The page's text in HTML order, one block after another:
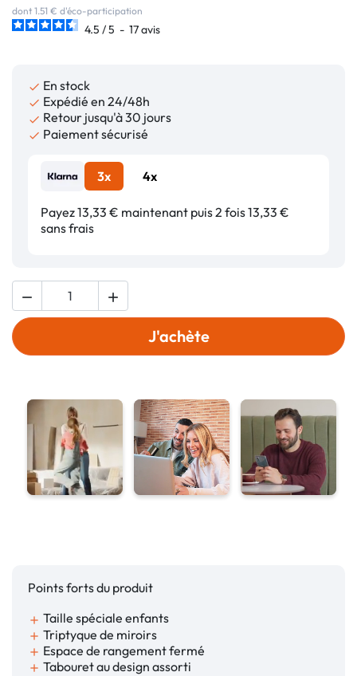
dont 1.51 € d'éco-participation
4.5 /5 - 17avis
 En stock
 Expédié en 24/48h
 Retour jusqu'à 30 jours
 Paiement sécurisé
3x 4x
Payez 13,33 € maintenant puis 2 fois 13,33 €
sans frais
 
J'achète
Points forts du produit
add Taille spéciale enfants
add Triptyque de miroirs
add Espace de rangement fermé
add Tabouret au design assorti